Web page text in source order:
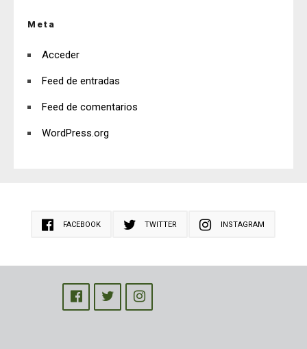
Meta
Acceder
Feed de entradas
Feed de comentarios
WordPress.org
FACEBOOK TWITTER INSTAGRAM